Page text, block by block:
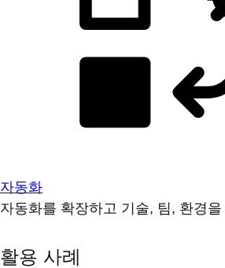
자동화
자동화를 확장하고 기술, 팀, 환경
활용 사례